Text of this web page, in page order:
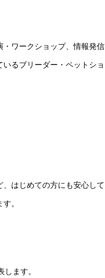
ワークショップ、情報発
るブリーダー・ペットシ
はじめての方にも安心し
。
ます。